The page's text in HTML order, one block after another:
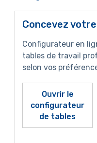
Concevez
Configurateur en
tables de travail
selon vos
Ouvrir le
configurateur
de tables